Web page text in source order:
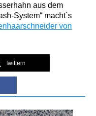
aus dem
System“ macht`s
von
twittern